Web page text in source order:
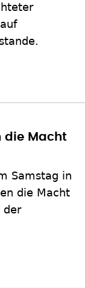
die Macht
Samstag in
die Macht
der